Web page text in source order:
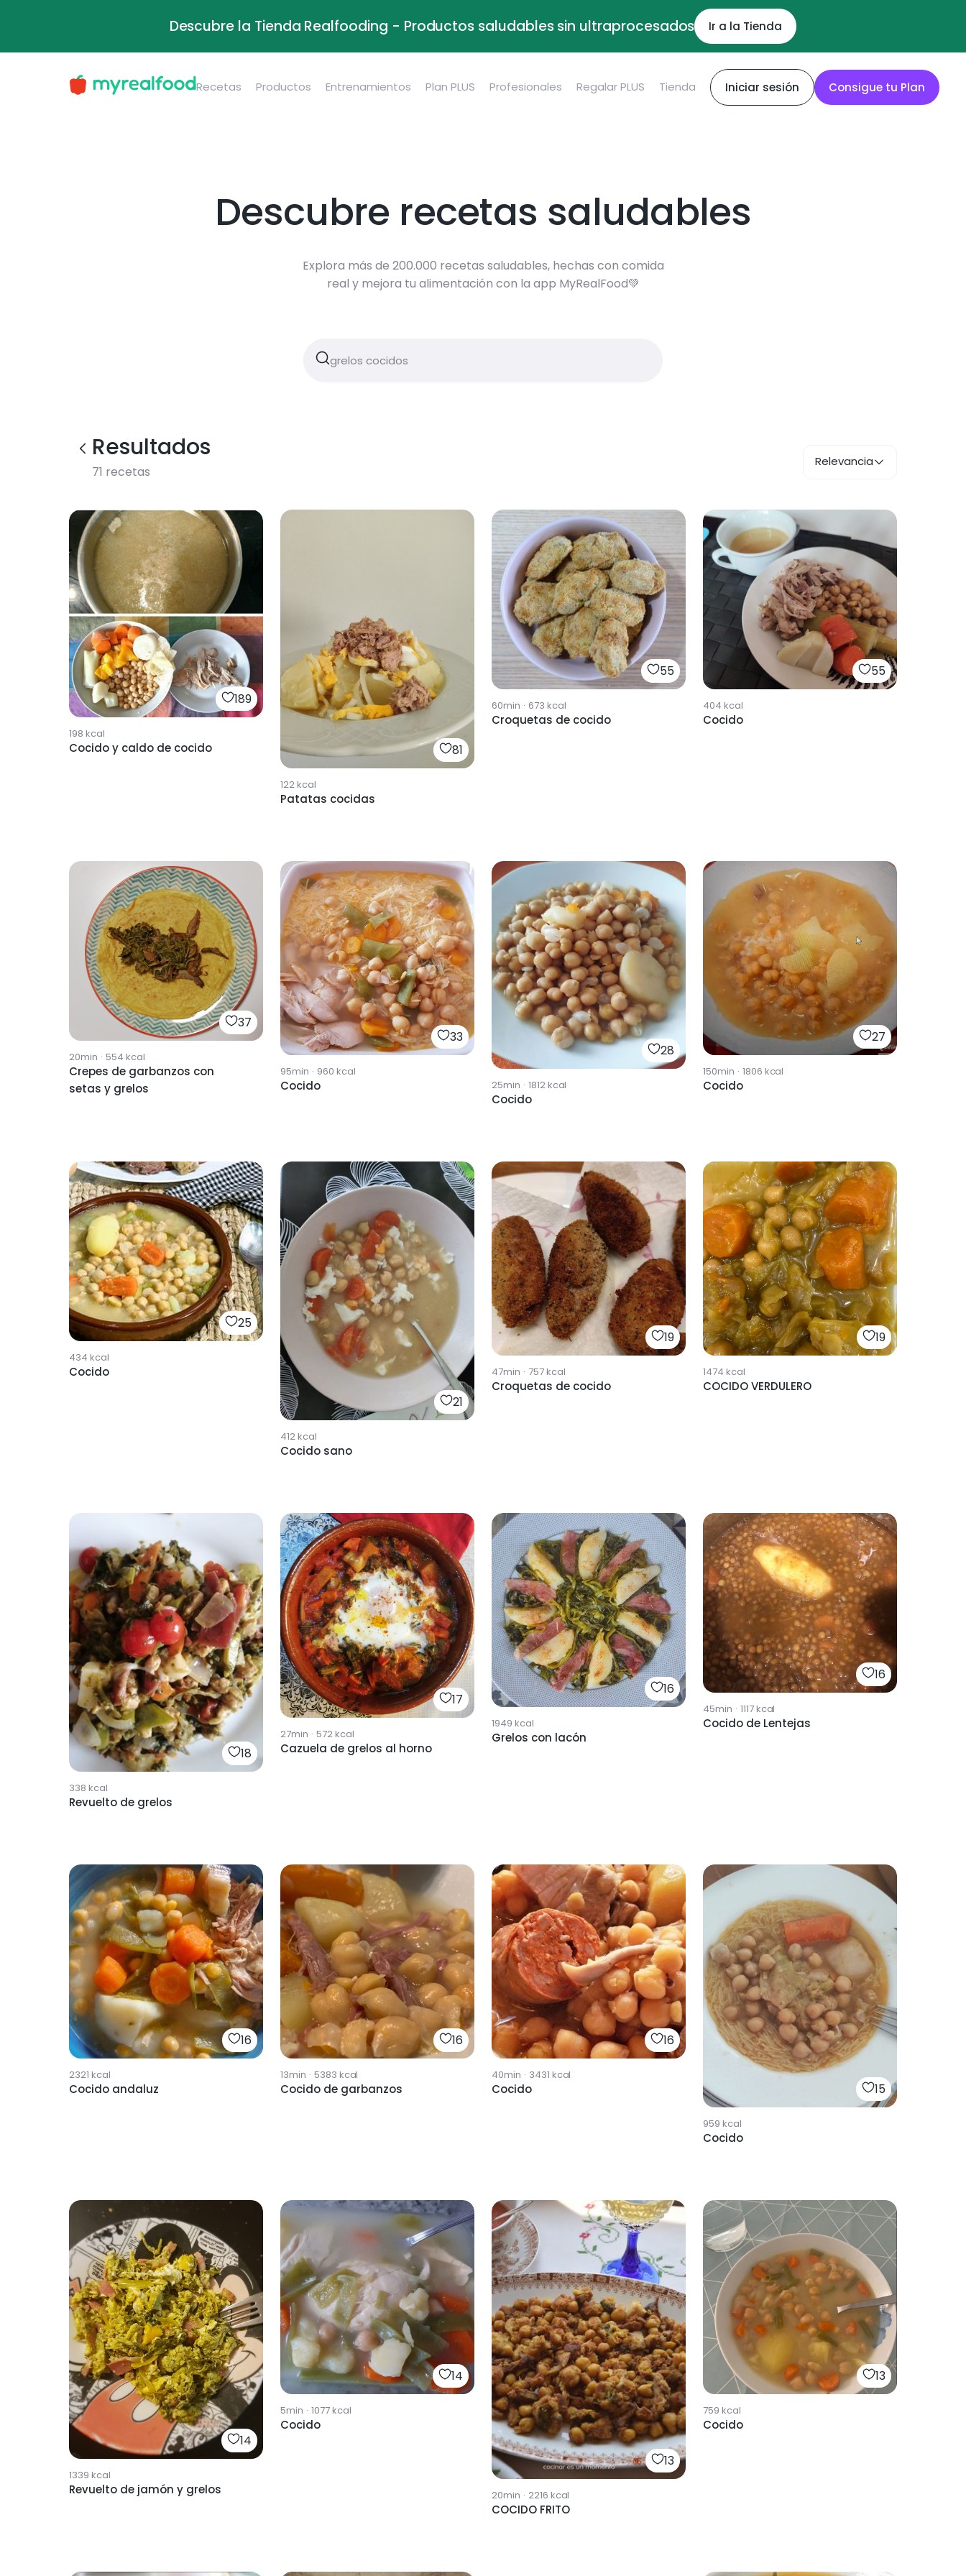
Descubre la Tienda Realfooding - Productos saludables sin ultraprocesados Ir a la Tienda
Recetas Productos Entrenamientos Plan PLUS Profesionales Regalar PLUS Tienda Iniciar sesión Consigue tu Plan
Descubre recetas saludables
Explora más de 200.000 recetas saludables, hechas con comida
real y mejora tu alimentación con la app MyRealFood💚
Resultados
71 recetas
Relevancia
189
198 kcal
Cocido y caldo de cocido 81
122kcal
Patatas cocidas
55
60min · 673 kcal
Croquetas de cocido
55
404 kcal
Cocido
37
20min · 554 kcal
Crepes de garbanzos con
setas y grelos
33
95min · 960 kcal
Cocido
28
25min · 1812kcal
Cocido
27
150min · 1806 kcal
Cocido
25
434 kcal
Cocido
21
412kcal
Cocido sano
19
47min · 757kcal
Croquetas de cocido
19
1474 kcal
COCIDO VERDULERO
18
338 kcal
Revuelto de grelos
17
27min · 572kcal
Cazuela de grelos al horno
16
1949 kcal
Grelos con lacón
16
45min · 1117kcal
Cocido de Lentejas
16
2321 kcal
Cocido andaluz
16
13min · 5383 kcal
Cocido de garbanzos
16
40min · 3431 kcal
Cocido 15
959 kcal
Cocido
14
1339 kcal
Revuelto de jamón y grelos
14
5min · 1077kcal
Cocido
13
20min · 2216 kcal
COCIDO FRITO
13
759 kcal
Cocido